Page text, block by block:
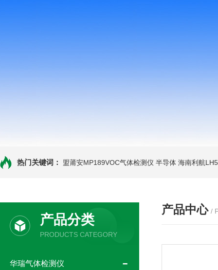
热门关键词： 盟莆安MP189VOC气体检测仪 半导体 海南利航
产品分类
PRODUCTS CATEGORY
华瑞气体检测仪
产品中心 /